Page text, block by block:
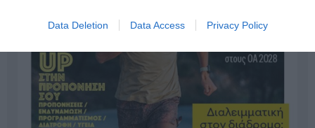
Data Deletion Data Access Privacy Policy